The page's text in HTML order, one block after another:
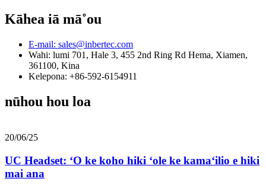
Kāhea iā mā˚ou
E-mail: sales@inbertec.com
Wahi: lumi 701, Hale 3, 455 2nd Ring Rd Hema, Xiamen,
361100, Kina
Kelepona: +86-592-6154911
nūhou hou loa
20/06/25
UC Headset: ʻO ke koho hiki ʻole ke kamaʻilio e hiki
mai ana